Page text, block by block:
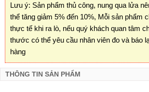
Lưu ý: Sản phẩm thủ công, nung qua lửa
thể tăng giảm 5% đến 10%, Mỗi sản phẩm
thực tế khi ra lò, nếu quý khách quan tâm
thước có thể yêu cầu nhân viên đo và báo
hàng
THÔNG TIN SẢN PHẨM